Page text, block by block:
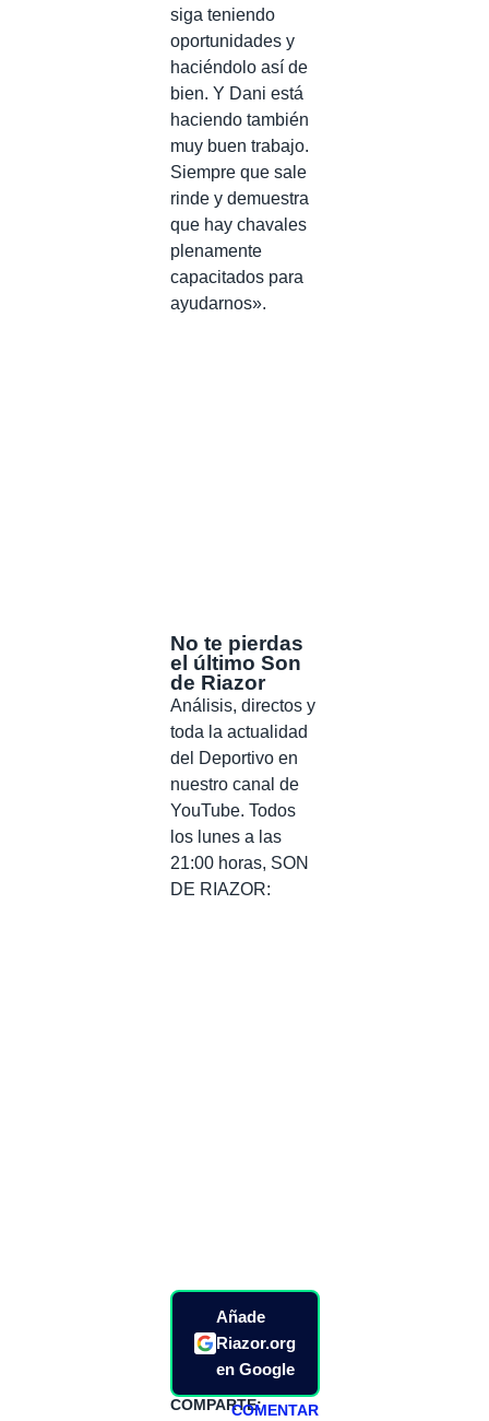
siga teniendo
oportunidades y
haciéndolo así de
bien. Y Dani está
haciendo también
muy buen trabajo.
Siempre que sale
rinde y demuestra
que hay chavales
plenamente
capacitados para
ayudarnos».
No te pierdas
el último Son
de Riazor
Análisis, directos y
toda la actualidad
del Deportivo en
nuestro canal de
YouTube. Todos
los lunes a las
21:00 horas, SON
DE RIAZOR:
Añade
Riazor.org
en Google
COMPARTE:COMENTAR